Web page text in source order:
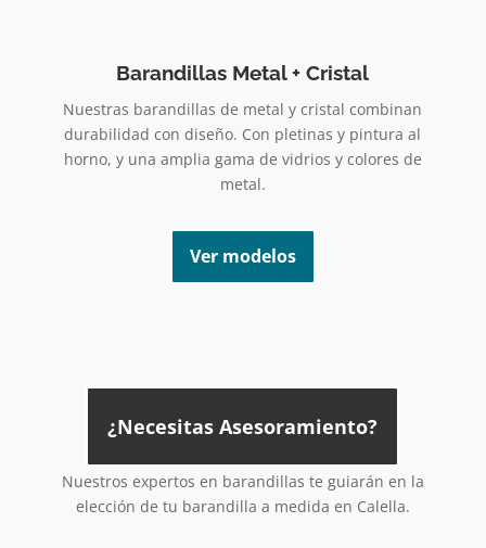
Barandillas Metal + Cristal
Nuestras barandillas de metal y cristal combinan
durabilidad con diseño. Con pletinas y pintura al
horno, y una amplia gama de vidrios y colores de
metal.
Ver modelos
¿Necesitas Asesoramiento?
Nuestros expertos en barandillas te guiarán en la
elección de tu barandilla a medida en Calella.